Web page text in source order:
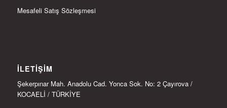
Mesafeli Satış Sözleşmesi
İLETIŞIM
Şekerpınar Mah. Anadolu Cad. Yonca Sok. No: 2 Çayırova /
KOCAELİ / TÜRKİYE